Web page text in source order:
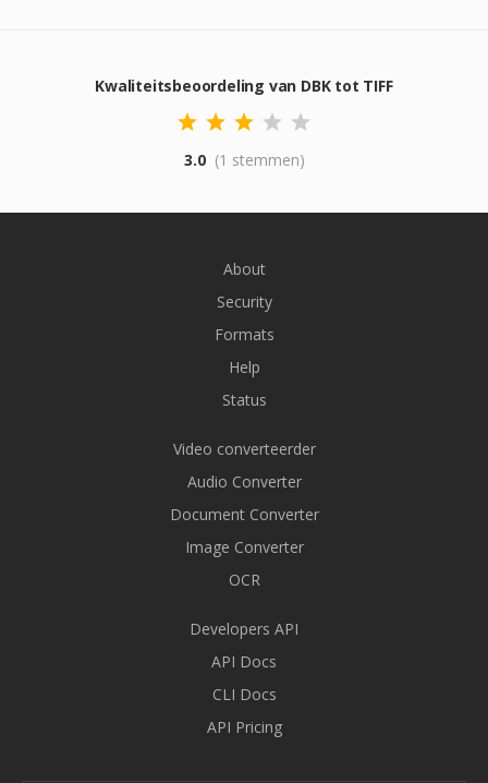
Kwaliteitsbeoordeling van DBK tot TIFF
3.0 (1 stemmen)
About
Security
Formats
Help
Status
Video converteerder
Audio Converter
Document Converter
Image Converter
OCR
Developers API
API Docs
CLI Docs
API Pricing